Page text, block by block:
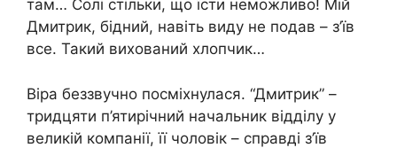
там… Солі стільки, що їсти неможливо! Мій
Дмитрик, бідний, навіть виду не подав – з’їв
все. Такий вихований хлопчик…
Віра беззвучно посміхнулася. “Дмитрик” –
тридцяти п’ятирічний начальник відділу у
великій компанії, її чоловік – справді з’їв